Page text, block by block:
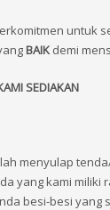
untuk
BAIK demi
SEDIAKAN
menyulap
yang kami miliki
besi-besi yang